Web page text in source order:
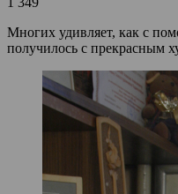
Многих удивляет, как с
получилось с прекрасным